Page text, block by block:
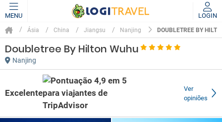
MENU LOGIN
Ásia China Jiangsu Nanjing DOUBLETREE BY
Doubletree By Hilton Wuhu
Nanjing
Excelente
Ver
opiniões